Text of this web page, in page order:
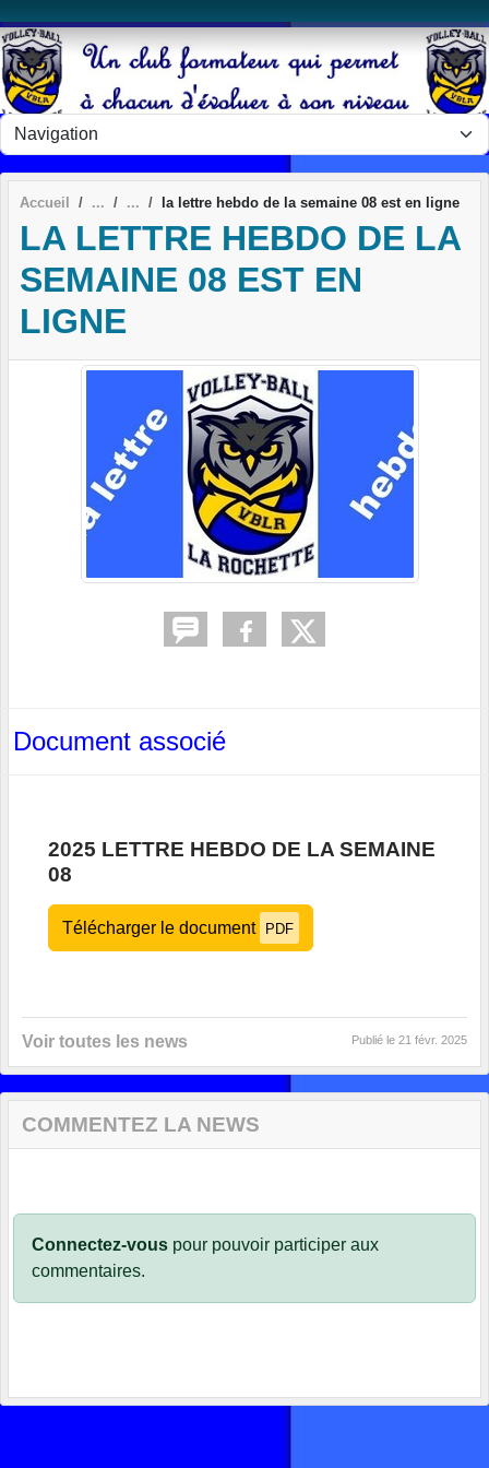
Accueil la lettre hebdo de la semaine 08 est en ligne
LA LETTRE HEBDO DE LA
SEMAINE 08 EST EN
LIGNE
Document associé
2025 LETTRE HEBDO DE LA SEMAINE
08
Télécharger le document PDF
Voir toutes les news Publié le 21 févr. 2025
COMMENTEZ LA NEWS
Connectez-vous pour pouvoir participer aux
commentaires.